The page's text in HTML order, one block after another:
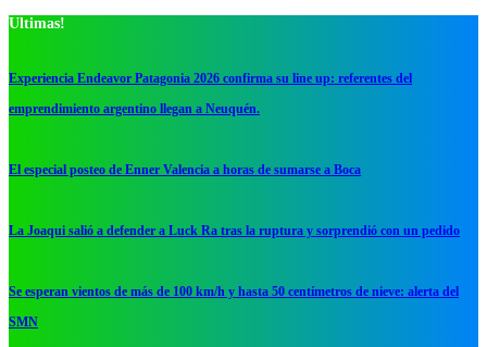
Ultimas!
Experiencia Endeavor Patagonia 2026 confirma su line up: referentes del
emprendimiento argentino llegan a Neuquén.
El especial posteo de Enner Valencia a horas de sumarse a Boca
La Joaqui salió a defender a Luck Ra tras la ruptura y sorprendió con un pedido
Se esperan vientos de más de 100 km/h y hasta 50 centímetros de nieve: alerta del
SMN